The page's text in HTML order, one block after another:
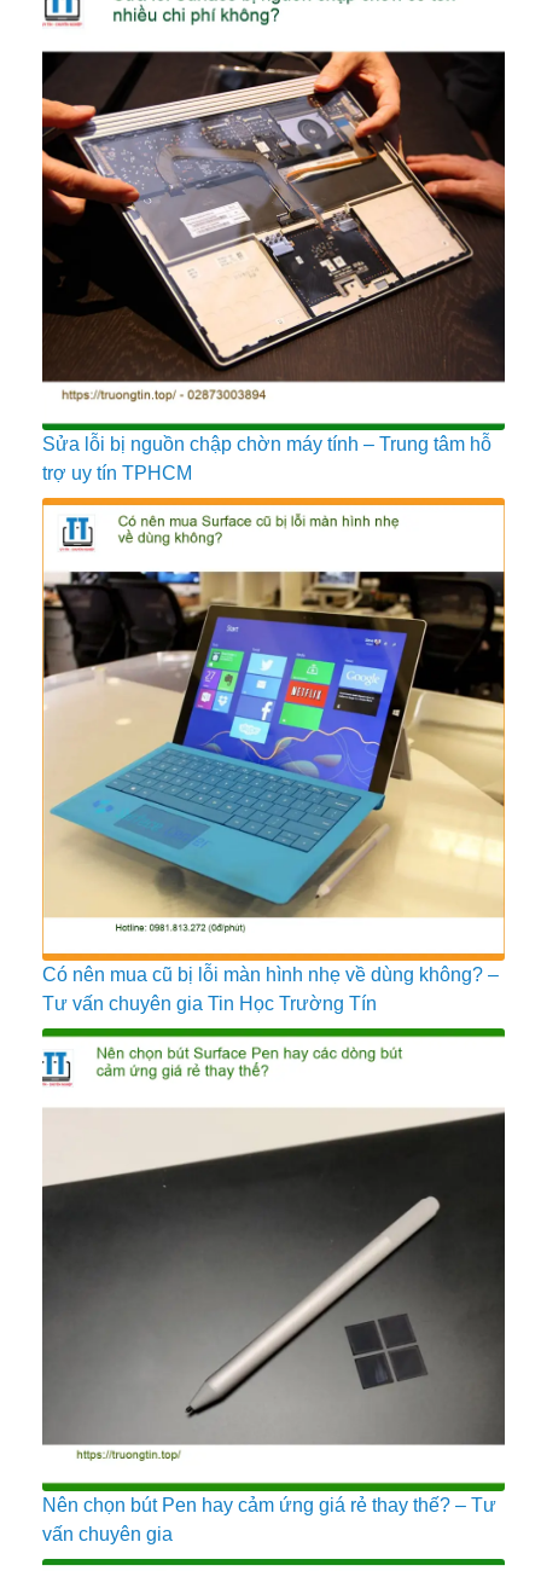
Sửa lỗi bị nguồn chập chờn máy tính – Trung tâm hỗ
trợ uy tín TPHCM
Có nên mua cũ bị lỗi màn hình nhẹ về dùng không? –
Tư vấn chuyên gia Tin Học Trường Tín
Nên chọn bút Pen hay cảm ứng giá rẻ thay thế? – Tư
vấn chuyên gia